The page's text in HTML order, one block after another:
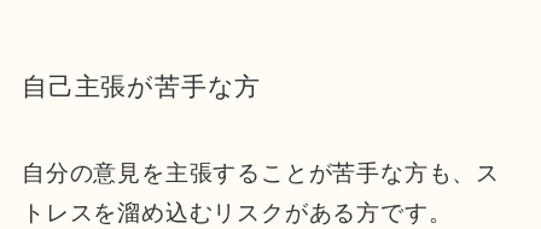
自己主張が苦手な方
自分の意見を主張することが苦手な方も、ス
トレスを溜め込むリスクがある方です。